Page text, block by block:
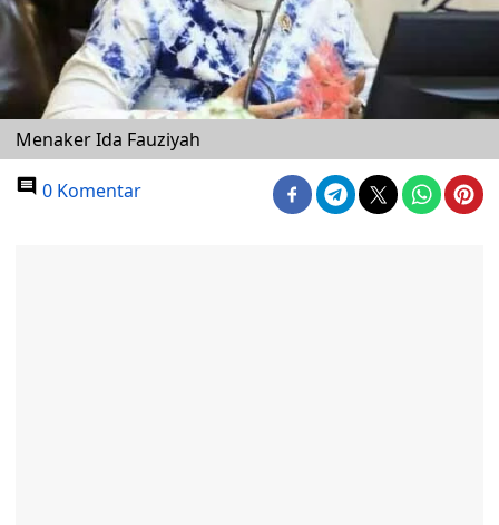
Menaker Ida Fauziyah
0 Komentar